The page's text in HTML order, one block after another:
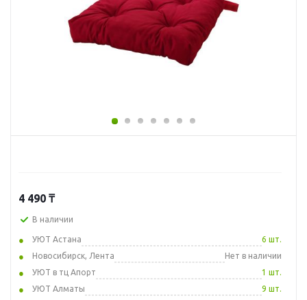
4 490 ₸
В наличии
УЮТ Астана
6 шт.
Новосибирск, Лента
Нет в наличии
УЮТ в тц Апорт
1 шт.
УЮТ Алматы
9 шт.